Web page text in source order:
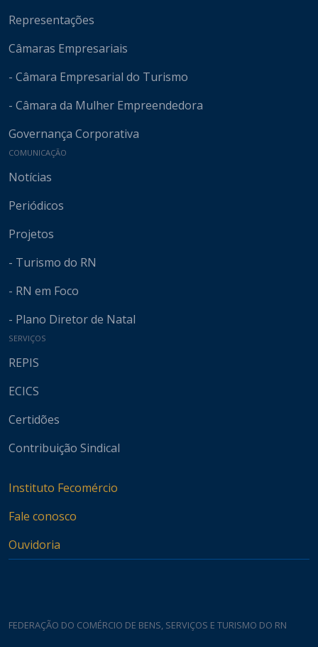
Representações
Câmaras Empresariais
- Câmara Empresarial do Turismo
- Câmara da Mulher Empreendedora
Governança Corporativa
COMUNICAÇÃO
Notícias
Periódicos
Projetos
- Turismo do RN
- RN em Foco
- Plano Diretor de Natal
SERVIÇOS
REPIS
ECICS
Certidões
Contribuição Sindical
Instituto Fecomércio
Fale conosco
Ouvidoria
FEDERAÇÃO DO COMÉRCIO DE BENS, SERVIÇOS E TURISMO DO RN